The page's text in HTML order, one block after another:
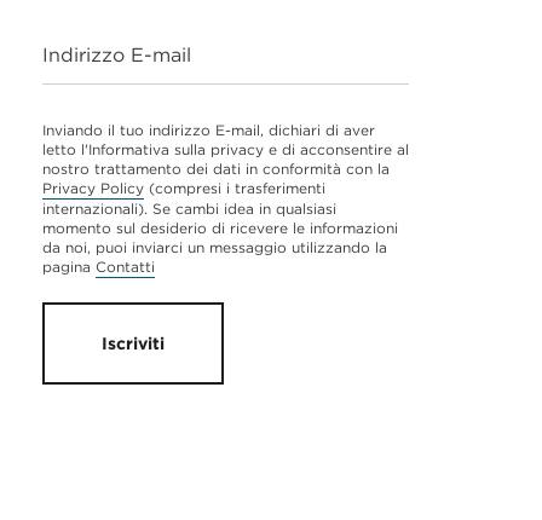
Indirizzo E-mail
Inviando il tuo indirizzo E-mail, dichiari di aver
letto l'Informativa sulla privacy e di acconsentire al
nostro trattamento dei dati in conformità con la
Privacy Policy (compresi i trasferimenti
internazionali). Se cambi idea in qualsiasi
momento sul desiderio di ricevere le informazioni
da noi, puoi inviarci un messaggio utilizzando la
pagina Contatti
Iscriviti